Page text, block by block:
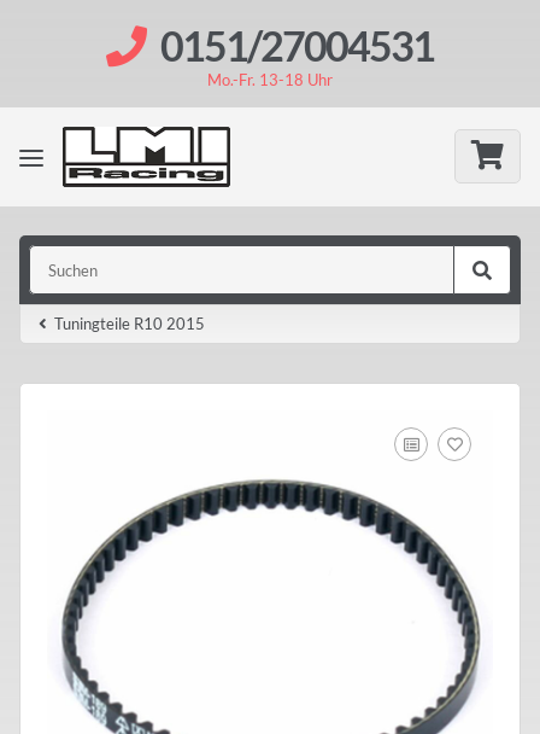
0151/27004531
Mo.-Fr. 13-18 Uhr
Tuningteile R10 2015